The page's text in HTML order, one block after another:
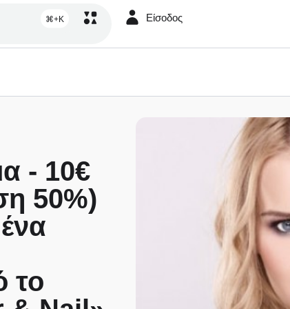
⌘+K Είσοδος
- 10€
50%)
το